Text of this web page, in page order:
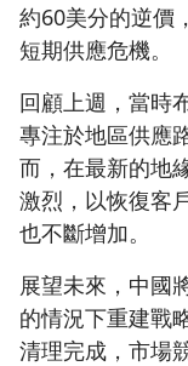
約60美分的逆價
短期供應危機。
回顧上週，當時
專注於地區供應
而，在最新的地
激烈，以恢復客
也不斷增加。
展望未來，中國
的情況下重建戰
清理完成，市場